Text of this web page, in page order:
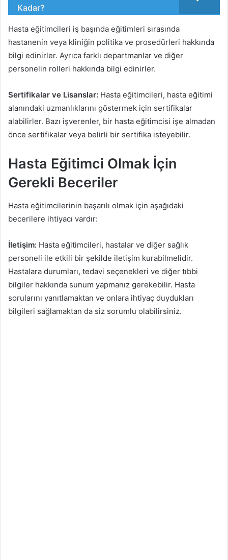
Kadar?
Hasta eğitimcileri iş başında eğitimleri sırasında
hastanenin veya kliniğin politika ve prosedürleri hakkında
bilgi edinirler. Ayrıca farklı departmanlar ve diğer
personelin rolleri hakkında bilgi edinirler.
Sertifikalar ve Lisanslar: Hasta eğitimcileri, hasta eğitimi
alanındaki uzmanlıklarını göstermek için sertifikalar
alabilirler. Bazı işverenler, bir hasta eğitimcisi işe almadan
önce sertifikalar veya belirli bir sertifika isteyebilir.
Hasta Eğitimci Olmak İçin
Gerekli Beceriler
Hasta eğitimcilerinin başarılı olmak için aşağıdaki
becerilere ihtiyacı vardır:
İletişim: Hasta eğitimcileri, hastalar ve diğer sağlık
personeli ile etkili bir şekilde iletişim kurabilmelidir.
Hastalara durumları, tedavi seçenekleri ve diğer tıbbi
bilgiler hakkında sunum yapmanız gerekebilir. Hasta
sorularını yanıtlamaktan ve onlara ihtiyaç duydukları
bilgileri sağlamaktan da siz sorumlu olabilirsiniz.